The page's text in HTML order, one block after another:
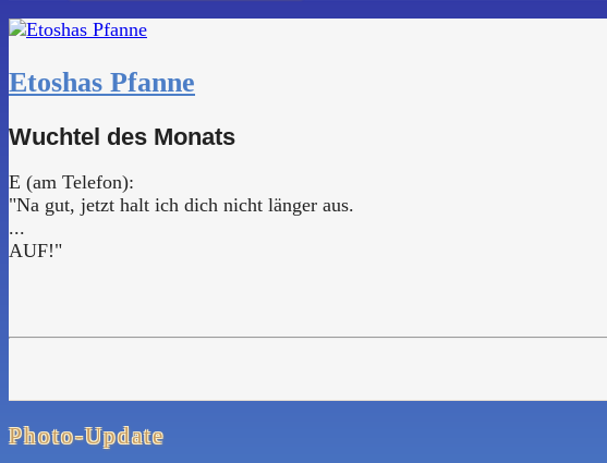
Etoshas Pfanne
Wuchtel des Monats
E (am Telefon):
"Na gut, jetzt halt ich dich nicht länger aus.
...
AUF!"
Photo-Update